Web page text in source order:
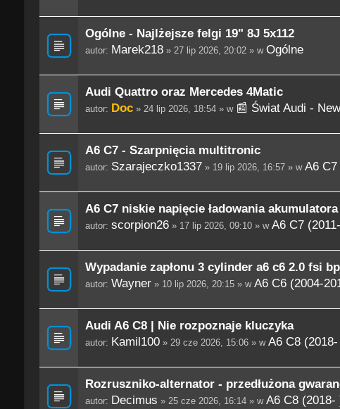
Ogólne - Najlżejsze felgi 19" 8J 5x112
autor: Marek218» 27 lip 2026, 20:02 » w Ogólne
Audi Quattro oraz Mercedes 4Matic
autor: Doc» 24 lip 2026, 18:54 » w 📰 Świat Audi -
A6 C7 - Szarpnięcia multitronic
autor: Szarajeczko1337 » 19 lip 2026, 16:57 » w A6 C7
A6 C7 niskie napięcie ładowania akumulatora
autor: scorpion26» 17 lip 2026, 09:10 » w A6 C7
Wypadanie zapłonu 3 cylinder a6 c6 2.0 fsi
autor: Wayner» 10 lip 2026, 20:15 » w A6 C6 (2004-
Audi A6 C8 | Nie rozpoznaje kluczyka
autor: Kamil100» 29 cze 2026, 15:06 » w A6 C8
Rozruszniko-alternator - przedłużona
autor: Decimus » 25 cze 2026, 16:14 » w A6 C8 (2018-